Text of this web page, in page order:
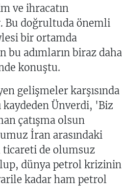
ve ihracatın
Bu doğrultuda önemli
bir ortamda
bu adımların biraz daha
konuştu.
gelişmeler karşısında
kaydeden Ünverdi, 'Biz
çatışma olsun
İran arasındaki
ticareti de olumsuz
dünya petrol krizinin
kadar ham petrol